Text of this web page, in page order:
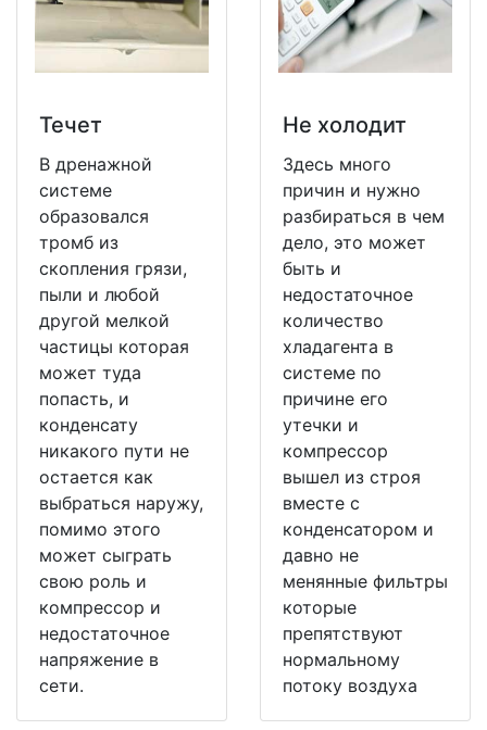
Течет
В дренажной
системе
образовался
тромб из
скопления грязи,
пыли и любой
другой мелкой
частицы которая
может туда
попасть, и
конденсату
никакого пути не
остается как
выбраться наружу,
помимо этого
может сыграть
свою роль и
компрессор и
недостаточное
напряжение в
сети.
Не холодит
Здесь много
причин и нужно
разбираться в чем
дело, это может
быть и
недостаточное
количество
хладагента в
системе по
причине его
утечки и
компрессор
вышел из строя
вместе с
конденсатором и
давно не
менянные фильтры
которые
препятствуют
нормальному
потоку воздуха